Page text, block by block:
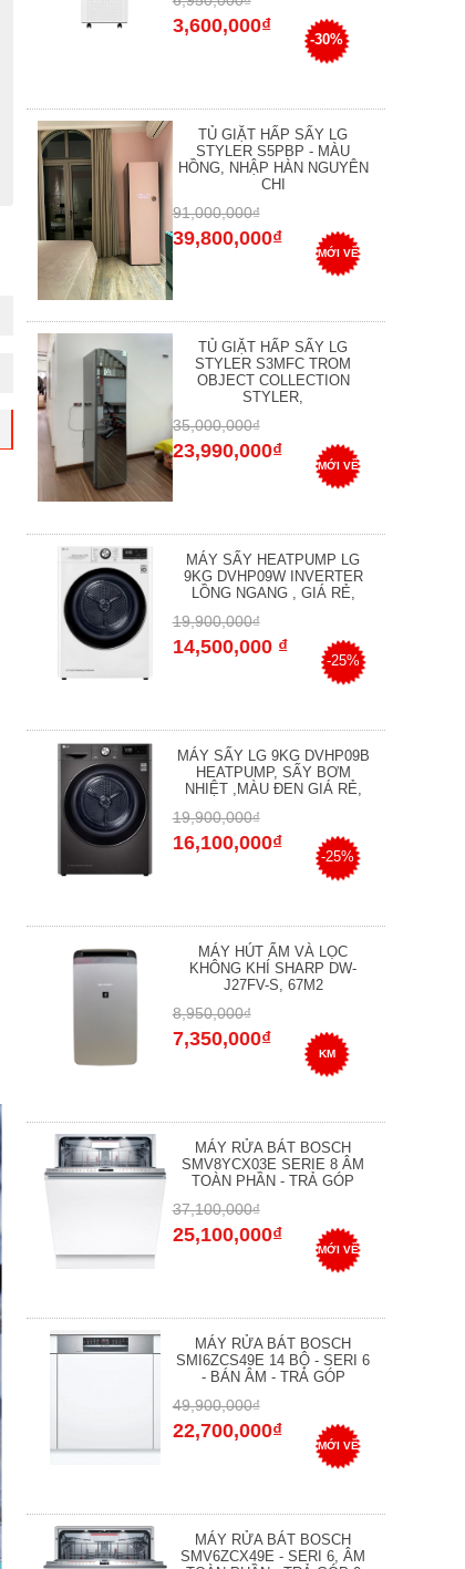
3,600,000₫
-30%
TỦ GIẶT HẤP SẤY LG
STYLER S5PBP - MÀU
HỒNG, NHẬP HÀN NGUYÊN
CHI
91,000,000₫
39,800,000₫
MỚI VỀ
TỦ GIẶT HẤP SẤY LG
STYLER S3MFC TROM
OBJECT COLLECTION
STYLER,
35,000,000₫
23,990,000₫
MỚI VỀ
MÁY SẤY HEATPUMP LG
9KG DVHP09W INVERTER
LỒNG NGANG , GIÁ RẺ,
19,900,000₫
14,500,000 ₫
-25%
MÁY SẤY LG 9KG DVHP09B
HEATPUMP, SẤY BƠM
NHIỆT ,MÀU ĐEN GIÁ RẺ,
19,900,000₫
16,100,000₫
-25%
MÁY HÚT ẨM VÀ LỌC
KHÔNG KHÍ SHARP DW-
J27FV-S, 67M2
8,950,000₫
7,350,000₫
KM
MÁY RỬA BÁT BOSCH
SMV8YCX03E SERIE 8 ÂM
TOÀN PHẦN - TRẢ GÓP
37,100,000₫
25,100,000₫
MỚI VỀ
MÁY RỬA BÁT BOSCH
SMI6ZCS49E 14 BỘ - SERI 6
- BÁN ÂM - TRẢ GÓP
49,900,000₫
22,700,000₫
MỚI VỀ
MÁY RỬA BÁT BOSCH
SMV6ZCX49E - SERI 6, ÂM